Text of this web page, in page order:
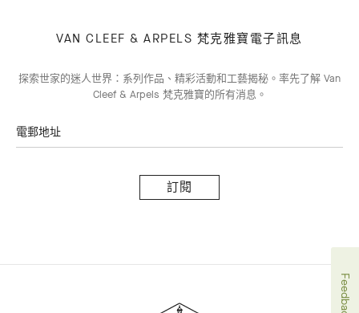
VAN CLEEF & ARPELS 梵克雅寶電子訊息
探索世家的迷人世界：系列作品、精彩活動和工藝揭秘。率先了解 Van
Cleef & Arpels 梵克雅寶的所有消息。
電郵地址
閱
&
Feedback